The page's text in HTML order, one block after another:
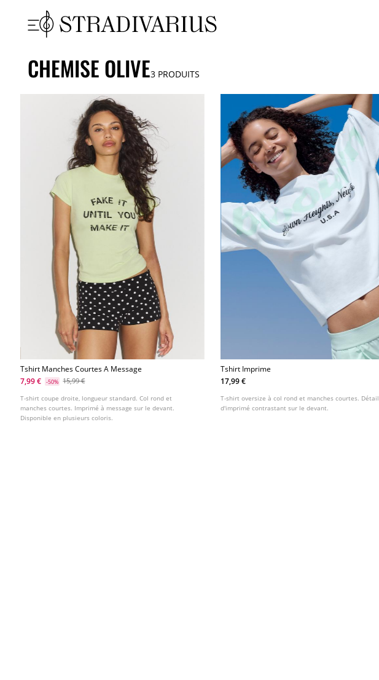
CHEMISE OLIVE3 PRODUITS
Tshirt Manches Courtes A Message
7,99 €
-50% 15,99 €
T-shirt coupe droite, longueur standard. Col rond et
manches courtes. Imprimé à message sur le devant.
Disponible en plusieurs coloris.
Tshirt Imprime
17,99 €
T-shirt oversize à col rond et manches courtes. Détail
d'imprimé contrastant sur le devant.